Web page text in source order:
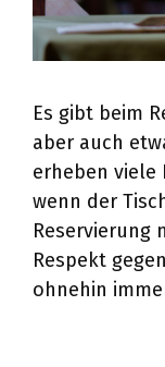
Es gibt beim
aber auch
erheben viele
wenn der
Reservierung
Respekt
ohnehin